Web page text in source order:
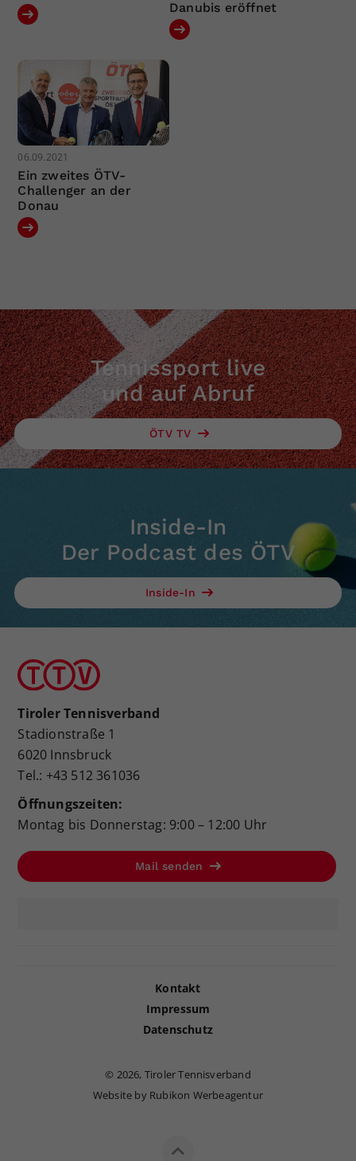
Danubis eröffnet
06.09.2021
Ein zweites ÖTV-
Challenger an der
Donau
Tennissport live
und auf Abruf
ÖTV TV
Inside-In
Der Podcast des ÖTV
Inside-In
Tiroler Tennisverband
Stadionstraße 1
6020 Innsbruck
Tel.: +43 512 361036
Öffnungszeiten:
Montag bis Donnerstag: 9:00 – 12:00 Uhr
Mail senden
Kontakt
Impressum
Datenschutz
© 2026, Tiroler Tennisverband
Website by Rubikon Werbeagentur